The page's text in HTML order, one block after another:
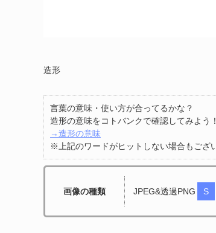
造形
言葉の意味・使い方が合ってるかな？
造形の意味をコトバンクで確認してみよう！
→造形の意味
※上記のワードがヒットしない場合もござ
画像の種類 JPEG&透過PNG S